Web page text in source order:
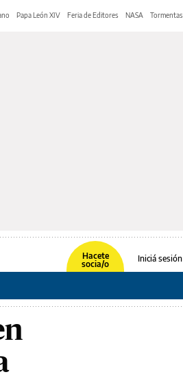
Papa León XIV Feria de Editores NASA Tormentas
Hacete
socia/o
Iniciá sesión